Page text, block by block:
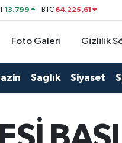
13.799 BTC 64.225,61
Foto Galeri Gizlilik
Sağlık Siyaset